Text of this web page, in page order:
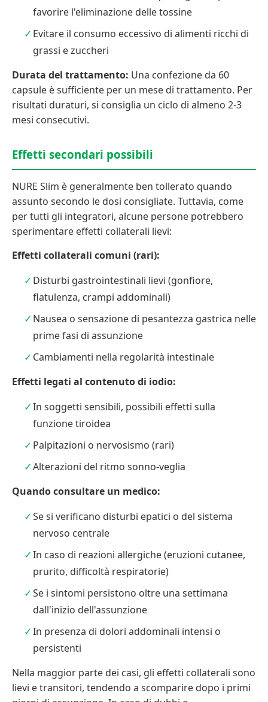
favorire l'eliminazione delle tossine
Evitare il consumo eccessivo di alimenti ricchi di
grassi e zuccheri
Durata del trattamento: Una confezione da 60
capsule è sufficiente per un mese di trattamento. Per
risultati duraturi, si consiglia un ciclo di almeno 2-3
mesi consecutivi.
Effetti secondari possibili
NURE Slim è generalmente ben tollerato quando
assunto secondo le dosi consigliate. Tuttavia, come
per tutti gli integratori, alcune persone potrebbero
sperimentare effetti collaterali lievi:
Effetti collaterali comuni (rari):
Disturbi gastrointestinali lievi (gonfiore,
flatulenza, crampi addominali)
Nausea o sensazione di pesantezza gastrica nelle
prime fasi di assunzione
Cambiamenti nella regolarità intestinale
Effetti legati al contenuto di iodio:
In soggetti sensibili, possibili effetti sulla
funzione tiroidea
Palpitazioni o nervosismo (rari)
Alterazioni del ritmo sonno-veglia
Quando consultare un medico:
Se si verificano disturbi epatici o del sistema
nervoso centrale
In caso di reazioni allergiche (eruzioni cutanee,
prurito, difficoltà respiratorie)
Se i sintomi persistono oltre una settimana
dall'inizio dell'assunzione
In presenza di dolori addominali intensi o
persistenti
Nella maggior parte dei casi, gli effetti collaterali sono
lievi e transitori, tendendo a scomparire dopo i primi